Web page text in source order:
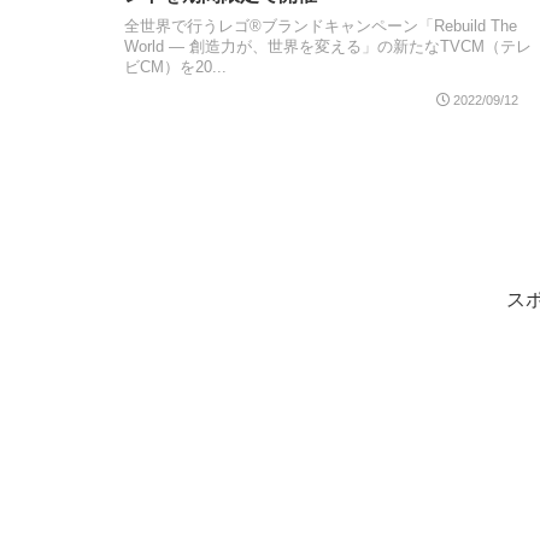
全世界で行うレゴ®ブランドキャンペーン「Rebuild The
World ― 創造力が、世界を変える」の新たなTVCM（テレ
ビCM）を20...
2022/09/12
ス